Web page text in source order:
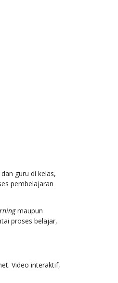
guru di kelas,
pembelajaran
maupun
proses belajar,
Video interaktif,